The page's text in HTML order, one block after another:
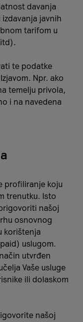
davanja
javnih
tarifom u
te podatke
Npr. ako
temelju privola,
i na navedena
profiliranje koju
trenutku. Isto
našoj
osnovnog
korištenja
uslugom.
utvrđen
Vaše usluge
ili dolaskom
našoj